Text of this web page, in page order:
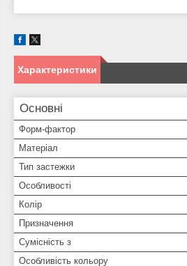
Характеристики
Основні
Форм-фактор
Матеріал
Тип застежки
Особливості
Колір
Призначення
Сумісність з
Особливість кольору